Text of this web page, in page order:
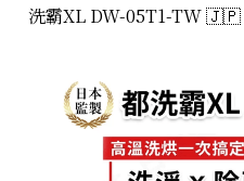
洗霸XL DW-05T1-TW 🇯🇵